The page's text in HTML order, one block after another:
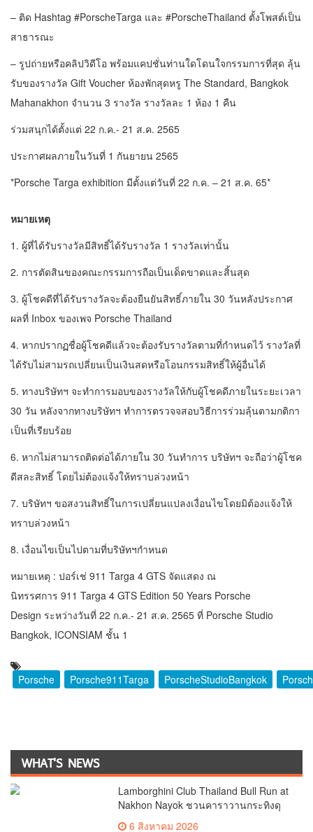
– ติด Hashtag #PorscheTarga และ #PorscheThailand ตั้งโพสต์เป็น
สาธารณะ
– รูปถ่ายหรือคลิปวิดีโอ พร้อมแคปชั่นท่านใดโดนใจกรรมการที่สุด ลุ้น
รับของรางวัล Gift Voucher ห้องพักสุดหรู The Standard, Bangkok
Mahanakhon จำนวน 3 รางวัล รางวัลละ 1 ห้อง 1 คืน
ร่วมสนุกได้ตั้งแต่ 22 ก.ค.- 21 ส.ค. 2565
ประกาศผลภายในวันที่ 1 กันยายน 2565
*Porsche Targa exhibition มีตั้งแต่วันที่ 22 ก.ค. – 21 ส.ค. 65*
หมายเหตุ
1. ผู้ที่ได้รับรางวัลมีสิทธิ์ได้รับรางวัล 1 รางวัลเท่านั้น
2. การตัดสินของคณะกรรมการถือเป็นเด็ดขาดและสิ้นสุด
3. ผู้โชคดีที่ได้รับรางวัลจะต้องยืนยันสิทธิ์ภายใน 30 วันหลังประกาศ
ผลที่ Inbox ของเพจ Porsche Thailand
4. หากปรากฏชื่อผู้โชคดีแล้วจะต้องรับรางวัลตามที่กำหนดไว้ รางวัลที่
ได้รับไม่สามรถเปลี่ยนเป็นเงินสดหรือโอนกรรมสิทธิ์ให้ผู้อื่นได้
5. ทางบริษัทฯ จะทำการมอบของรางวัลให้กับผู้โชคดีภายในระยะเวลา
30 วัน หลังจากทางบริษัทฯ ทำการตรวจจสอบวิธีการร่วมลุ้นตามกติกา
เป็นที่เรียบร้อย
6. หากไม่สามารถติดต่อได้ภายใน 30 วันทำการ บริษัทฯ จะถือว่าผู้โชค
ดีสละสิทธิ์ โดยไม่ต้องแจ้งให้ทราบล่วงหน้า
7. บริษัทฯ ขอสงวนสิทธิ์ในการเปลี่ยนแปลงเงื่อนไขโดยมิต้องแจ้งให้
ทราบล่วงหน้า
8. เงื่อนไขเป็นไปตามที่บริษัทฯกำหนด
หมายเหตุ : ปอร์เช่ 911 Targa 4 GTS จัดแสดง ณ
นิทรรศการ 911 Targa 4 GTS Edition 50 Years Porsche
Design ระหว่างวันที่ 22 ก.ค.- 21 ส.ค. 2565 ที่ Porsche Studio
Bangkok, ICONSIAM ชั้น 1
Porsche Porsche911Targa PorscheStudioBangkok
WHAT'S NEWS
Lamborghini Club Thailand Bull Run at
Nakhon Nayok ชวนคาราวานกระทิงดุ
สัมผัสธรรมชาติเมืองรอง ณ นครนายก
6 สิงหาคม 2026